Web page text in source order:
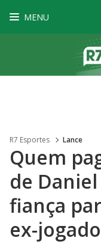
MENU
R7 Esportes Lance
Quem
de
fiança
ex-